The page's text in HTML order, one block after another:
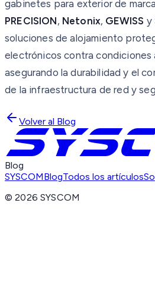
gabinetes para exterior de
PRECISION, Netonix, GEWISS y
soluciones de alojamiento
electrónicos contra condiciones
asegurando la durabilidad y el
de la infraestructura de red y
Volver al Blog
Blog
SYSCOMBlogTodos los artículos
©2026 SYSCOM